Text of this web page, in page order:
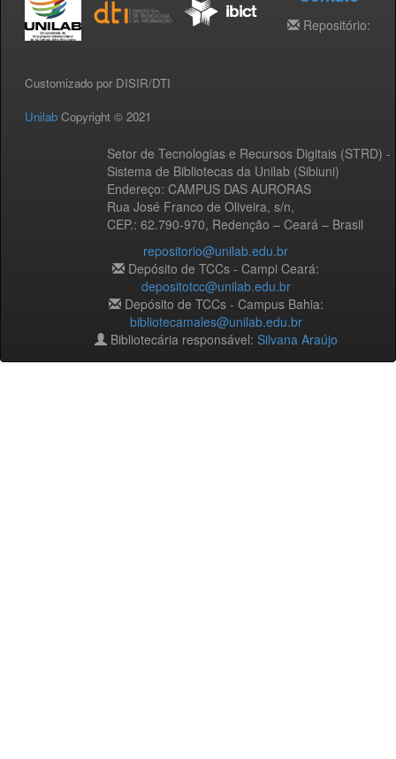
Customizado por DISIR/DTI
Unilab Copyright © 2021
Setor de Tecnologias e Recursos Digitais (STRD) -
Sistema de Bibliotecas da Unilab (Sibiuni)
Endereço: CAMPUS DAS AURORAS
Rua José Franco de Oliveira, s/n,
CEP.: 62.790-970, Redenção – Ceará – Brasil
Repositório:
repositorio@unilab.edu.br
Depósito de TCCs - Campi Ceará:
depositotcc@unilab.edu.br
Depósito de TCCs - Campus Bahia:
bibliotecamales@unilab.edu.br
Bibliotecária responsável: Silvana Araújo